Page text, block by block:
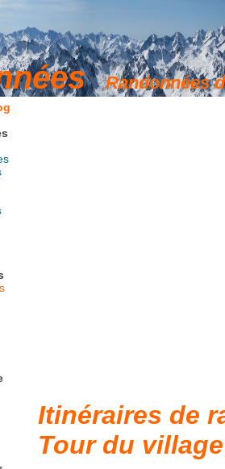
Itinéraires de
Tour du